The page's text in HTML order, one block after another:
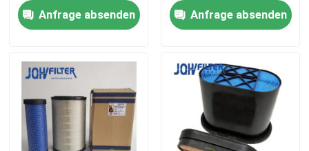
Produkte
Videos
Anfrage absenden
Anfrage absenden